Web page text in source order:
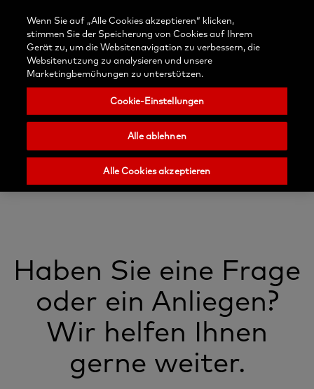
Anmelden Blog
Sie uns
Sie
Ihr
Nobel
Biocare
Suchen Menu
Haben Sie eine Frage
oder ein Anliegen?
Wir helfen Ihnen
gerne weiter.
Wenn Sie auf „Alle Cookies akzeptieren“ klicken,
stimmen Sie der Speicherung von Cookies auf Ihrem
Gerät zu, um die Websitenavigation zu verbessern, die
Websitenutzung zu analysieren und unsere
Marketingbemühungen zu unterstützen.
Cookie-Einstellungen
Alle ablehnen
Alle Cookies akzeptieren